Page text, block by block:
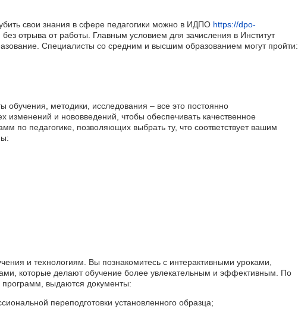
свои знания в сфере педагогики можно в ИДПО https://dpo-
без отрыва от работы. Главным условием для зачисления в Институт
Специалисты со средним и высшим образованием могут пройти:
методики, исследования – все это постоянно
изменений и нововведений, чтобы обеспечивать качественное
по педагогике, позволяющих выбрать ту, что соответствует вашим
и технологиям. Вы познакомитесь с интерактивными уроками,
которые делают обучение более увлекательным и эффективным. По
выдаются документы:
переподготовки установленного образца;